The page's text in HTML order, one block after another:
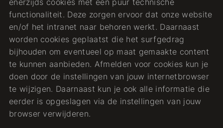
enerzijds cookies met een puur technische
functionaliteit. Deze zorgen ervoor dat onze website
en/of het intranet naar behoren werkt. Daarnaast
worden cookies geplaatst die het surfgedrag
bijhouden om eventueel op maat gemaakte content
te kunnen aanbieden. Afmelden voor cookies kun je
doen door de instellingen van jouw internetbrowser
te wijzigen. Daarnaast kun je ook alle informatie die
eerder is opgeslagen via de instellingen van jouw
browser verwijderen.